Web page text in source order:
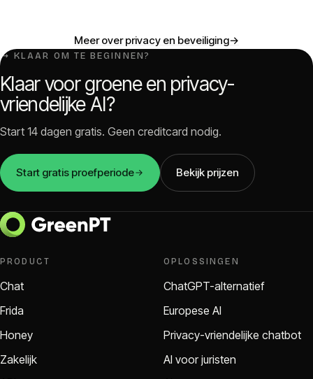
Meer over privacy en beveiliging→
↳ KLAAR OM TE BEGINNEN?
Klaar voor groene en privacy-
vriendelijke AI?
Start 14 dagen gratis. Geen creditcard nodig.
Start gratis proefperiode Bekijk prijzen
PRODUCT
Chat
Frida
Honey
Zakelijk
OPLOSSINGEN
ChatGPT-alternatief
Europese AI
Privacy-vriendelijke chatbot
AI voor juristen